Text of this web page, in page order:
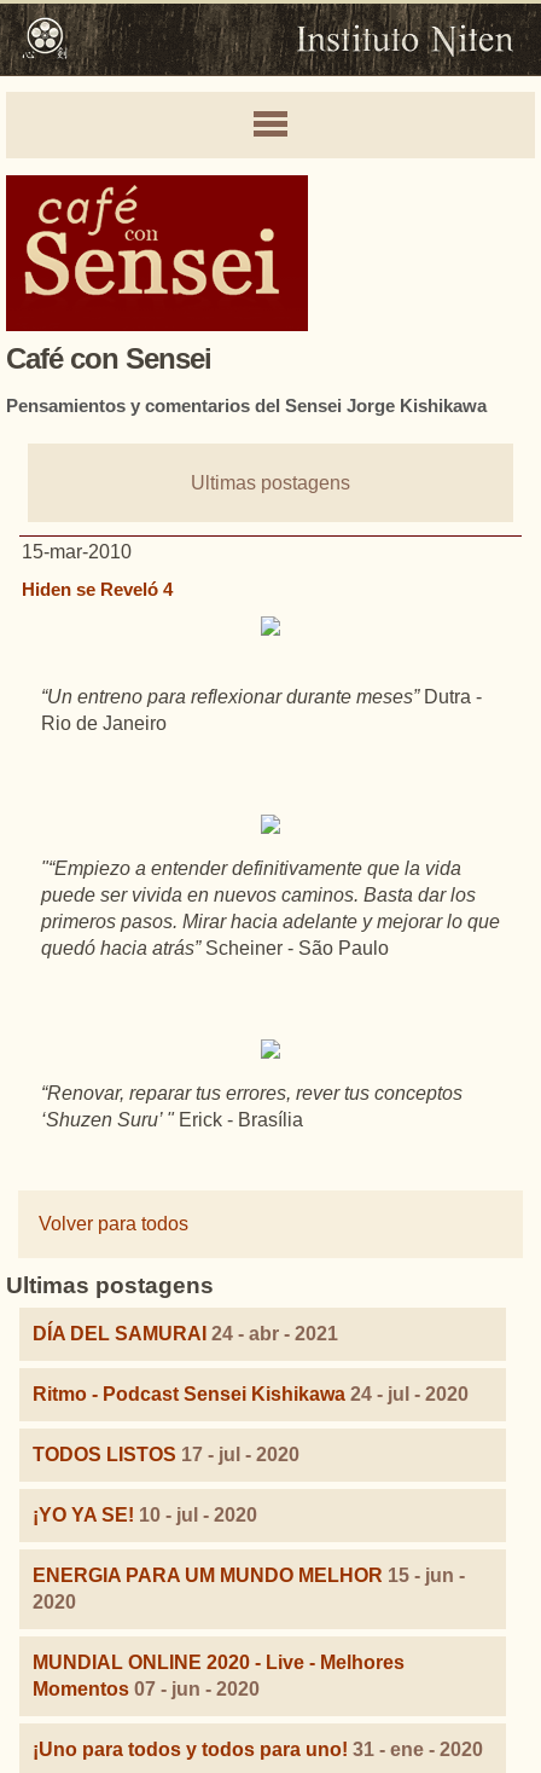
Café con Sensei
Pensamientos y comentarios del Sensei Jorge Kishikawa
Ultimas postagens
15-mar-2010
Hiden se Reveló 4
“Un entreno para reflexionar durante meses”Dutra -
Rio de Janeiro
"“Empiezo a entender definitivamente que la vida
puede ser vivida en nuevos caminos. Basta dar los
primeros pasos. Mirar hacia adelante y mejorar lo que
quedó hacia atrás”Scheiner - São Paulo
“Renovar, reparar tus errores, rever tus conceptos
‘Shuzen Suru’ "Erick - Brasília
Volver para todos
Ultimas postagens
DÍA DEL SAMURAI 24 - abr - 2021
Ritmo - Podcast Sensei Kishikawa 24 - jul - 2020
TODOS LISTOS 17 - jul - 2020
¡YO YA SE! 10 - jul - 2020
ENERGIA PARA UM MUNDO MELHOR 15 - jun -
2020
MUNDIAL ONLINE 2020 - Live - Melhores
Momentos 07 - jun - 2020
¡Uno para todos y todos para uno! 31 - ene - 2020